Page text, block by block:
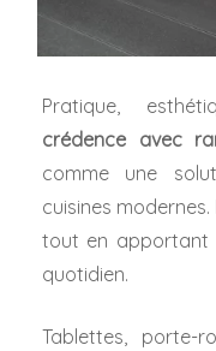
Pratique,
crédence avec
comme une
cuisines modernes.
tout en apportant
quotidien.
Tablettes, porte-